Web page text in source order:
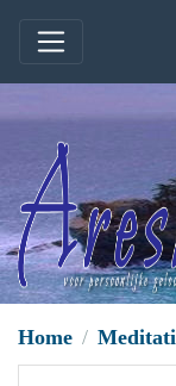
Home